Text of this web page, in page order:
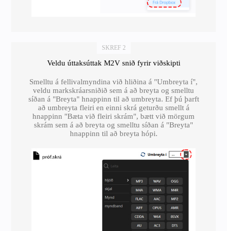
SKREF 2
Veldu úttaksúttak M2V snið fyrir viðskipti
Smelltu á fellivalmyndina við hliðina á "Umbreyta í",
veldu markskráarsniðið sem á að breyta og smelltu
síðan á "Breyta" hnappinn til að umbreyta. Ef þú þarft
að umbreyta fleiri en einni skrá geturðu smellt á
hnappinn "Bæta við fleiri skrám", bætt við mörgum
skrám sem á að breyta og smelltu síðan á "Breyta"
hnappinn til að breyta hópi.